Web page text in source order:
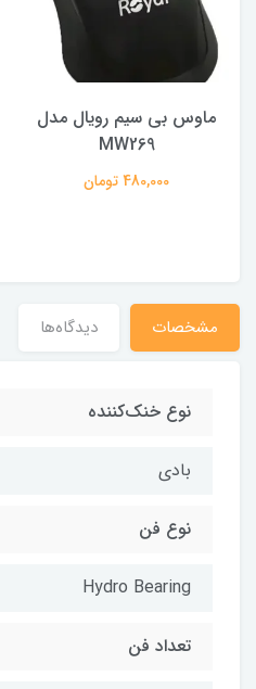
ماوس بی سیم رویال مدل
MW269
480,000 تومان
مشخصات دیدگاه‌ها
نوع خنک‌کننده
بادی
نوع فن
Hydro Bearing
تعداد فن